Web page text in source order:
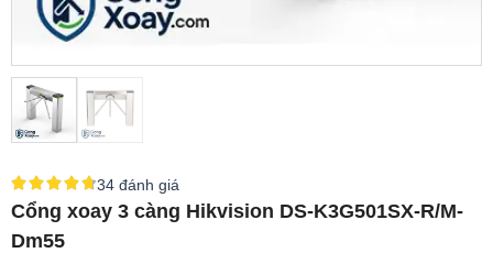
34 đánh giá
Cổng xoay 3 càng Hikvision DS-K3G501SX-R/M-
Dm55